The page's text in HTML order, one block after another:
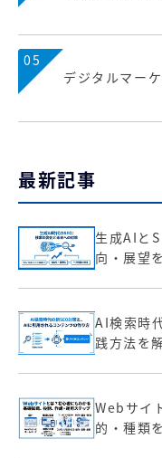
05
デジタルマー
最新記事
生成AIと
向・展望
AI検索時
践方法を
Webサイ
的・種類